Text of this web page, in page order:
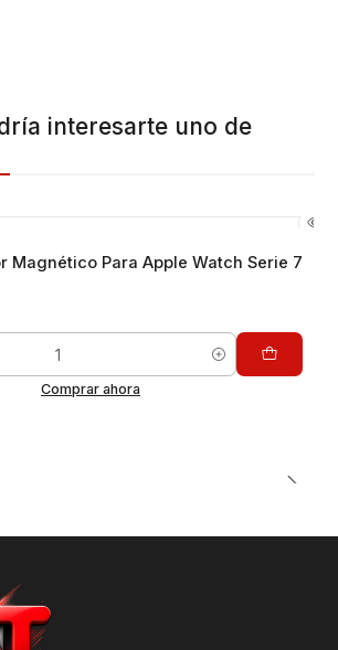
interesarte uno de
Magnético Para Apple Watch Serie 7
Comprar ahora